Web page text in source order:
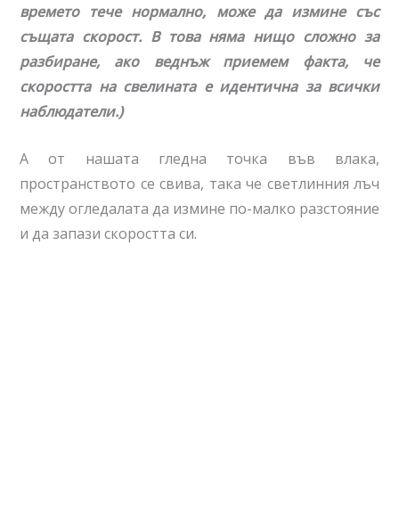
времето тече нормално, може да измине със
същата скорост. В това няма нищо сложно за
разбиране, ако веднъж приемем факта, че
скоростта на свелината е идентична за всички
наблюдатели.)
А от нашата гледна точка във влака,
пространството се свива, така че светлинния лъч
между огледалата да измине по-малко разстояние
и да запази скоростта си.